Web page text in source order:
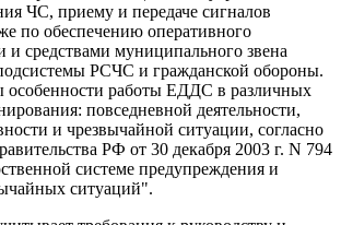
ЧС, приему и передаче сигналов
по обеспечению оперативного
и средствами муниципального звена
РСЧС и гражданской обороны.
особенности работы ЕДДС в различных
повседневной деятельности,
и чрезвычайной ситуации, согласно
РФ от 30 декабря 2003 г. N 794
системе предупреждения и
ситуаций".